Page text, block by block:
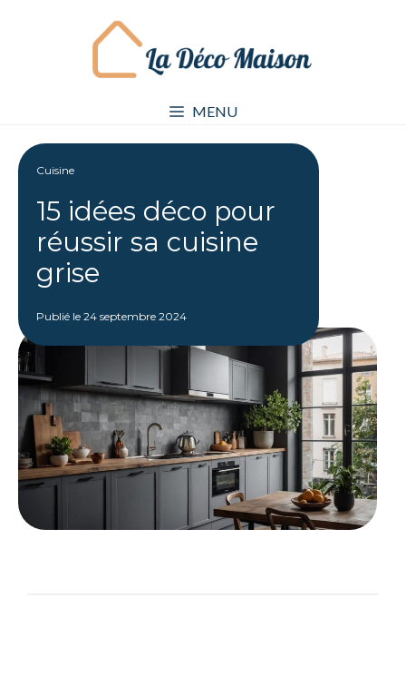
MENU
Cuisine
15 idées déco pour
réussir sa cuisine
grise
Publié le 24 septembre 2024